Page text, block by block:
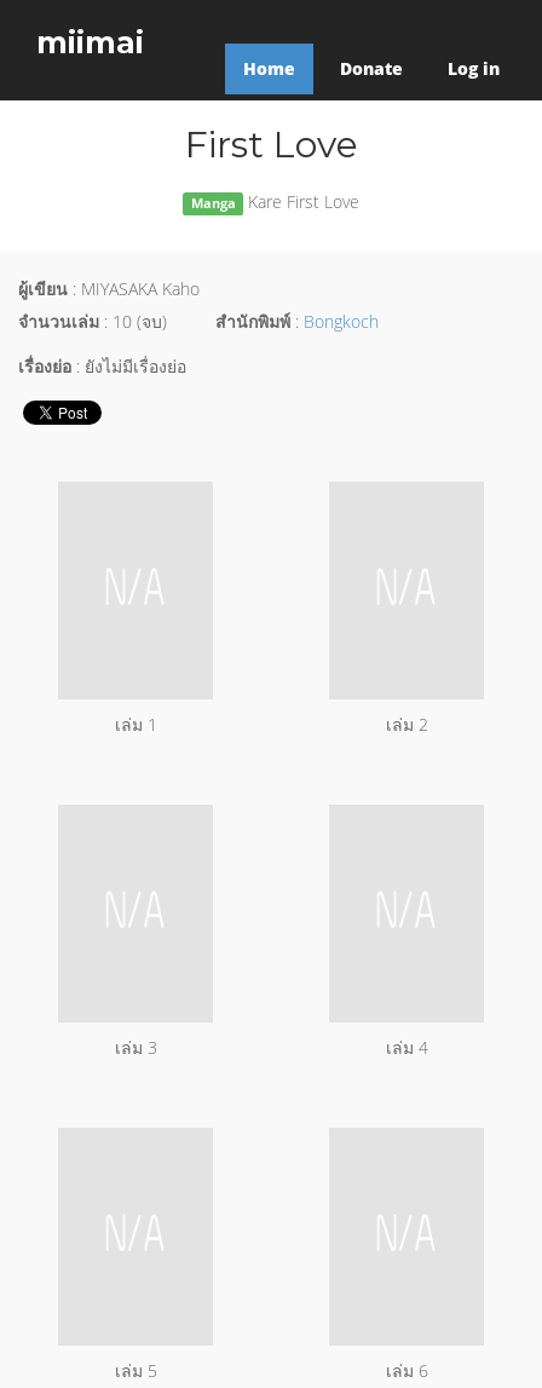
miimai
Home Donate Log in
First Love
Manga Kare First Love
ผู้เขียน : MIYASAKA Kaho
จำนวนเล่ม : 10 (จบ) สำนักพิมพ์ : Bongkoch
เรื่องย่อ : ยังไม่มีเรื่องย่อ
เล่ม 1 เล่ม 2
เล่ม 3 เล่ม 4
เล่ม 5 เล่ม 6